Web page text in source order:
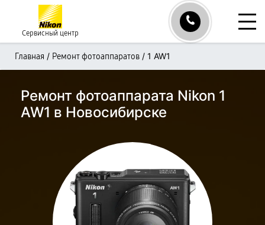
Сервисный центр
Главная / Ремонт фотоаппаратов / 1 AW1
Ремонт фотоаппарата Nikon 1
AW1 в Новосибирске